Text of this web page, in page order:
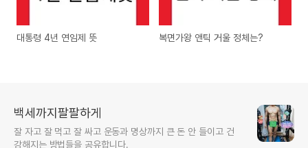
대통령 4년 연임제 뜻 복면가왕 앤틱 거울 정체는?
백세까지팔팔하게
잘 자고 잘 먹고 잘 싸고 운동과 명상까지 큰 돈 안 들이고 건
강해지는 방법들을 공유합니다.